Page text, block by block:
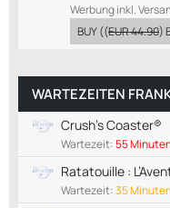
Werbung inkl.
BUY((EUR 44.90)
WARTEZEITEN
Crush's Coaster®
Wartezeit:55
Ratatouille :
Wartezeit:35